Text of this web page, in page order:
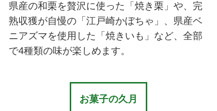
県産の和栗を贅沢に使った「焼き栗」や、完
熟収獲が自慢の「江戸崎かぼちゃ」、県産ベ
ニアズマを使用した「焼きいも」など、全部
で4種類の味が楽しめます。
お菓子の久月